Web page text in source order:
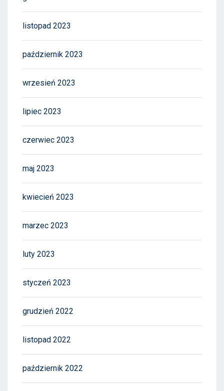
listopad 2023
październik 2023
wrzesień 2023
lipiec 2023
czerwiec 2023
maj 2023
kwiecień 2023
marzec 2023
luty 2023
styczeń 2023
grudzień 2022
listopad 2022
październik 2022